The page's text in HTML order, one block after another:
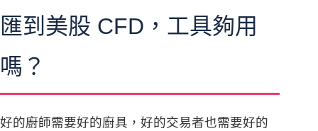
匯到美股 CFD，工具夠用
嗎？
好的廚師需要好的廚具，好的交易者也需要好的